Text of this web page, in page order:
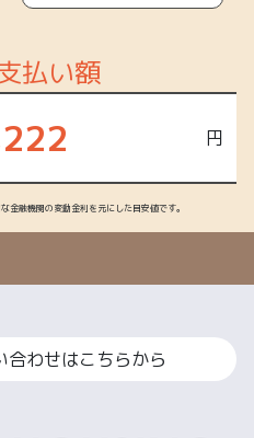
払い額
円
金融機関の変動金利を元にした目安値です。
合わせはこちらから